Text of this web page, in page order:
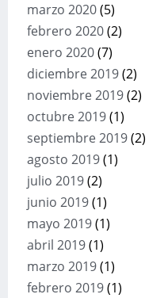
marzo 2020(5)
febrero 2020(2)
enero 2020(7)
diciembre 2019(2)
noviembre 2019(2)
octubre 2019(1)
septiembre 2019(2)
agosto 2019(1)
julio 2019(2)
junio 2019(1)
mayo 2019(1)
abril 2019(1)
marzo 2019(1)
febrero 2019(1)